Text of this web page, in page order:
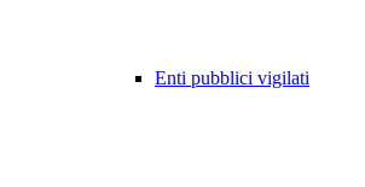
Enti pubblici vigilati